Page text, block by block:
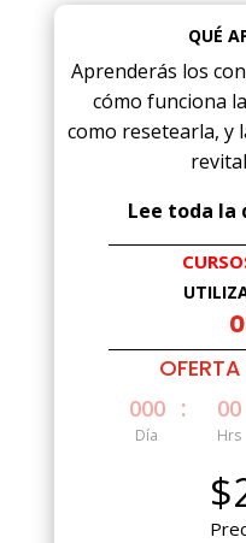
QUÉ
Aprenderás los
cómo funciona
como resetearla, y
Lee toda la
000
Día
: 00
Hrs
$